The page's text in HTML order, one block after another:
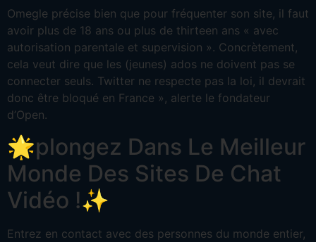
Omegle précise bien que pour fréquenter son site, il faut
avoir plus de 18 ans ou plus de thirteen ans « avec
autorisation parentale et supervision ». Concrètement,
cela veut dire que les (jeunes) ados ne doivent pas se
connecter seuls. Twitter ne respecte pas la loi, il devrait
donc être bloqué en France », alerte le fondateur
d’Open.
🌟plongez Dans Le Meilleur
Monde Des Sites De Chat
Vidéo !✨
Entrez en contact avec des personnes du monde entier,